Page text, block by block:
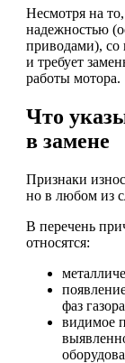
Несмотря на
надежностью
приводами), со
и требует
работы мотора.
Что
в замене
Признаки
но в любом из
В перечень
относятся:
фаз
видимое